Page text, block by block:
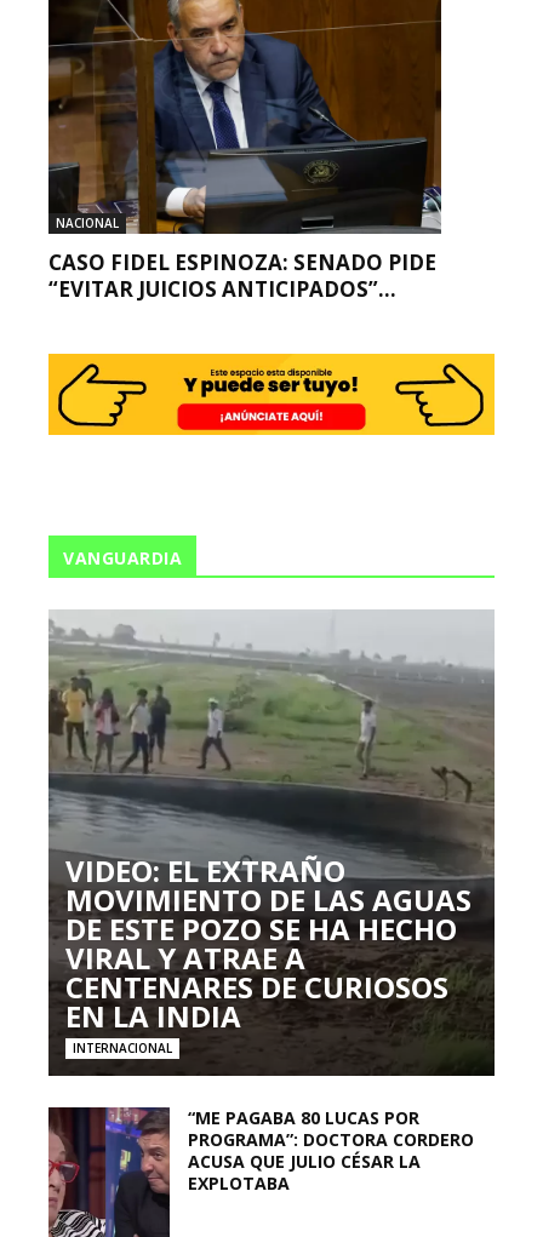
NACIONAL
CASO FIDEL ESPINOZA: SENADO PIDE
“EVITAR JUICIOS ANTICIPADOS”...
VANGUARDIA
VIDEO: EL EXTRAÑO
MOVIMIENTO DE LAS AGUAS
DE ESTE POZO SE HA HECHO
VIRAL Y ATRAE A
CENTENARES DE CURIOSOS
EN LA INDIA
INTERNACIONAL
“ME PAGABA 80 LUCAS POR
PROGRAMA”: DOCTORA CORDERO
ACUSA QUE JULIO CÉSAR LA
EXPLOTABA